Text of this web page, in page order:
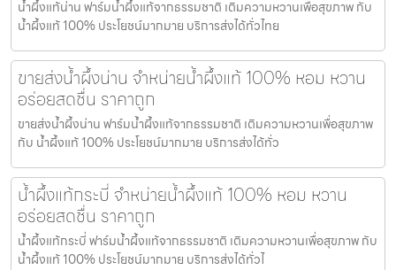
น้ำผึ้งแท้น่าน ฟาร์มน้ำผึ้งแท้จากธรรมชาติ เติมความหวานเพื่อสุขภาพ กับ
น้ำผึ้งแท้ 100% ประโยชน์มากมาย บริการส่งได้ทั่วไทย
ขายส่งน้ำผึ้งน่าน จำหน่ายน้ำผึ้งแท้ 100% หอม หวาน
อร่อยสดชื่น ราคาถูก
ขายส่งน้ำผึ้งน่าน ฟาร์มน้ำผึ้งแท้จากธรรมชาติ เติมความหวานเพื่อสุขภาพ
กับ น้ำผึ้งแท้ 100% ประโยชน์มากมาย บริการส่งได้ทั่ว
น้ำผึ้งแท้กระบี่ จำหน่ายน้ำผึ้งแท้ 100% หอม หวาน
อร่อยสดชื่น ราคาถูก
น้ำผึ้งแท้กระบี่ ฟาร์มน้ำผึ้งแท้จากธรรมชาติ เติมความหวานเพื่อสุขภาพ กับ
น้ำผึ้งแท้ 100% ประโยชน์มากมาย บริการส่งได้ทั่วไ